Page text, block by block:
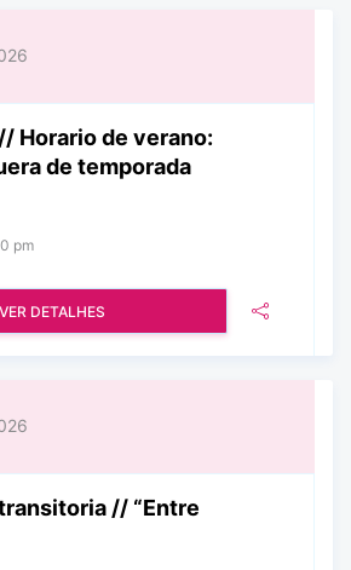
Horario de verano:
de temporada
pm
VER DETALHES
// “Entre